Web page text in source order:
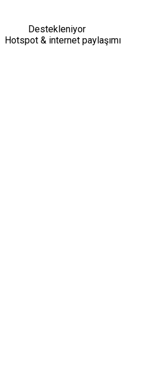
Destekleniyor
Hotspot & internet paylaşımı